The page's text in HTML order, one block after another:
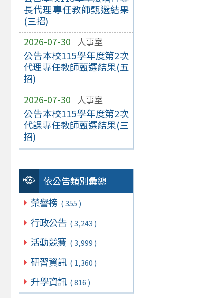
長代理專任教師甄選結果
(三招)
2026-07-30 人事室
公告本校115學年度第2次
代理專任教師甄選結果(五
招)
2026-07-30 人事室
公告本校115學年度第2次
代課專任教師甄選結果(三
招)
依公告類別彙總
榮譽榜 ( 355 )
行政公告 ( 3,243 )
活動競賽 ( 3,999 )
研習資訊 ( 1,360 )
升學資訊 ( 816 )